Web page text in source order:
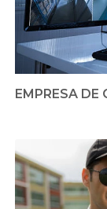
EMPRESA DE